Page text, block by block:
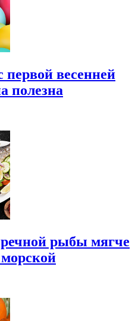
первой весенней
полезна
рыбы мягче